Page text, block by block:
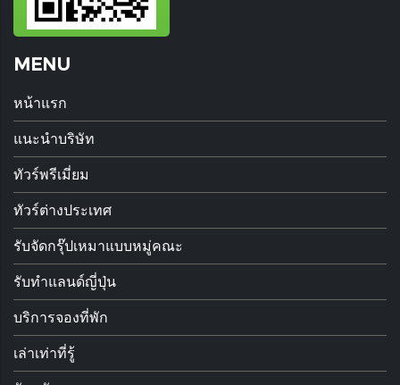
MENU
หน้าแรก
แนะนำบริษัท
ทัวร์พรีเมี่ยม
ทัวร์ต่างประเทศ
รับจัดกรุ๊ปเหมาแบบหมู่คณะ
รับทำแลนด์ญี่ปุ่น
บริการจองที่พัก
เล่าเท่าที่รู้